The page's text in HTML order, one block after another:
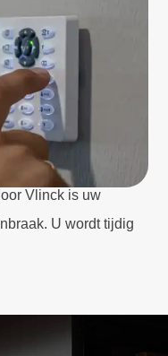
Vlinck is uw
U wordt tijdig